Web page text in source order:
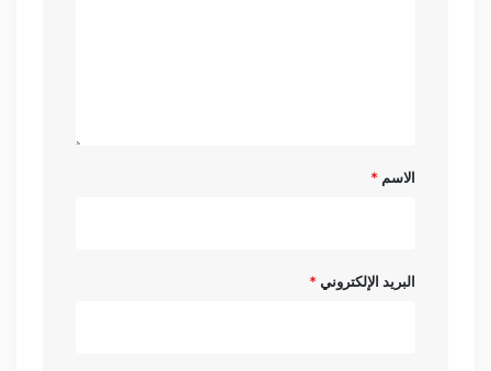
الاسم *
البريد الإلكتروني *